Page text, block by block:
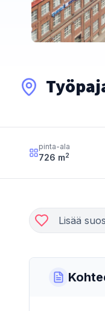
pinta-ala
726 m2
Lisää